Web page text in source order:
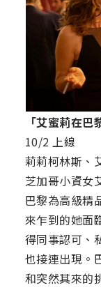
「艾蜜莉在
10/2 上線
莉莉柯林斯、
芝加哥小資女
巴黎為高級精
來乍到的她面
得同事認可、
也接連出現。
和突然其來的